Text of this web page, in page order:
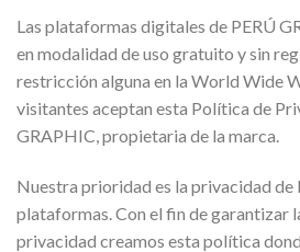
Las plataformas digitales de PERÚ
en modalidad de uso gratuito y sin
restricción alguna en la World Wide
visitantes aceptan esta Política de
GRAPHIC, propietaria de la marca.
Nuestra prioridad es la privacidad de
plataformas. Con el fin de garantizar
privacidad creamos esta política